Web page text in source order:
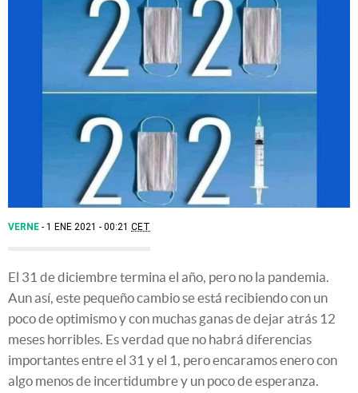
VERNE 1 ENE 2021 - 00:21 CET
El 31 de diciembre termina el año, pero no la pandemia.
Aun así, este pequeño cambio se está recibiendo con un
poco de optimismo y con muchas ganas de dejar atrás 12
meses horribles. Es verdad que no habrá diferencias
importantes entre el 31 y el 1, pero encaramos enero con
algo menos de incertidumbre y un poco de esperanza.